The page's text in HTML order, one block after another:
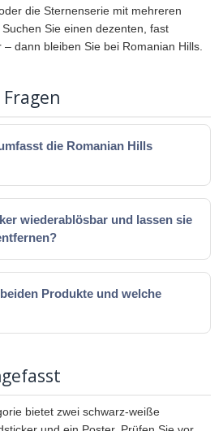
die Sternenserie mit mehreren
Sie einen dezenten, fast
dann bleiben Sie bei Romanian Hills.
die Romanian Hills
wiederablösbar und lassen sie
Produkte und welche
bietet zwei schwarz-weiße